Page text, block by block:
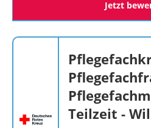
Jetzt
Teilzeit -